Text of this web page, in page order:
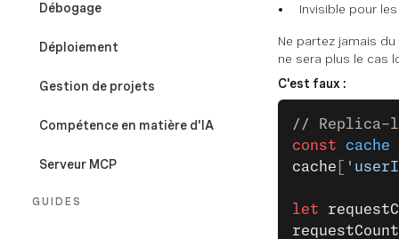
Débogage
Déploiement
Gestion de projets
Compétence en matière d'IA
Serveur MCP
GUIDES
Invisible pour
Ne partez jamais
ne sera plus le cas
C'est faux :
// Replica-
const cache
cache
let
requestCount